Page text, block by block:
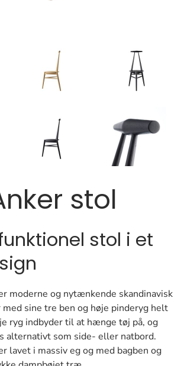
stol
stol i et
moderne og nytænkende skandinavisk
sine tre ben og høje pinderyg helt
ryg indbyder til at hænge tøj på, og
alternativt som side- eller natbord.
lavet i massiv eg og med bagben og